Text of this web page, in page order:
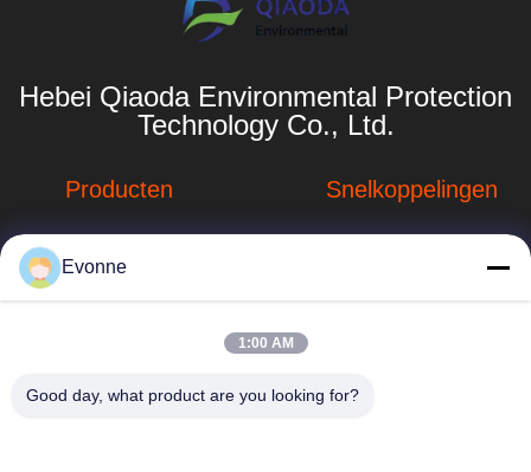
Hebei Qiaoda Environmental Protection
Technology Co., Ltd.
Producten
Stofverzamelsystemen
Stofopvangsystemen
hbkedacc@gmail.com
8188867
Snelkoppelingen
Bedrijfprofiel
Evonne
1:00 AM
Good day, what product are you looking for?